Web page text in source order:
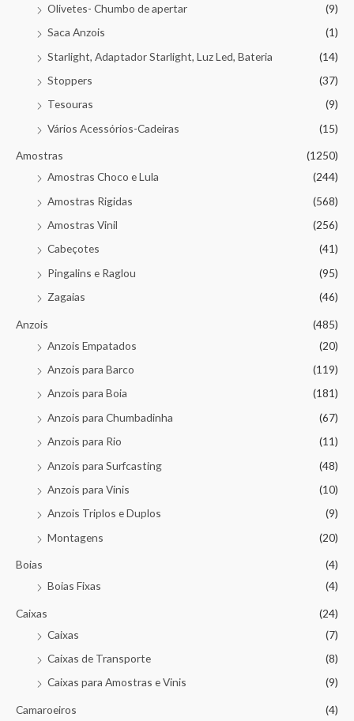
Olivetes- Chumbo de apertar
(9)
Saca Anzois
(1)
Starlight, Adaptador Starlight, Luz Led, Bateria
(14)
Stoppers
(37)
Tesouras
(9)
Vários Acessórios-Cadeiras
(15)
Amostras
(1250)
Amostras Choco e Lula
(244)
Amostras Rigidas
(568)
Amostras Vinil
(256)
Cabeçotes
(41)
Pingalins e Raglou
(95)
Zagaias
(46)
Anzois
(485)
Anzois Empatados
(20)
Anzois para Barco
(119)
Anzois para Boia
(181)
Anzois para Chumbadinha
(67)
Anzois para Rio
(11)
Anzois para Surfcasting
(48)
Anzois para Vinis
(10)
Anzois Triplos e Duplos
(9)
Montagens
(20)
Boias
(4)
Boias Fixas
(4)
Caixas
(24)
Caixas
(7)
Caixas de Transporte
(8)
Caixas para Amostras e Vinis
(9)
Camaroeiros (4)